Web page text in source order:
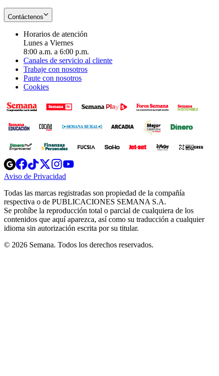
Contáctenos
Horarios de atención
Lunes a Viernes
8:00 a.m. a 6:00 p.m.
Canales de servicio al cliente
Trabaje con nosotros
Paute con nosotros
Cookies
Opens
in
new
Opens
in
new
Opens
in
new
window
Opens
new
windowwindow
Aviso de Privacidad
new
window
Todas las marcas registradas son propiedad de la compañía
respectiva o de PUBLICACIONES SEMANA S.A.
Se prohíbe la reproducción total o parcial de cualquiera de los
contenidos que aquí aparezca, así como su traducción a cualquier
idioma sin autorización escrita por su titular.
© 2026 Semana. Todos los derechos reservados.